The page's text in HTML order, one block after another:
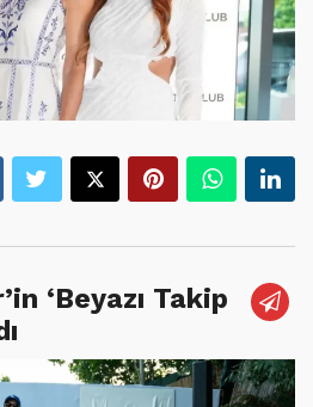
‘Beyazı Takip